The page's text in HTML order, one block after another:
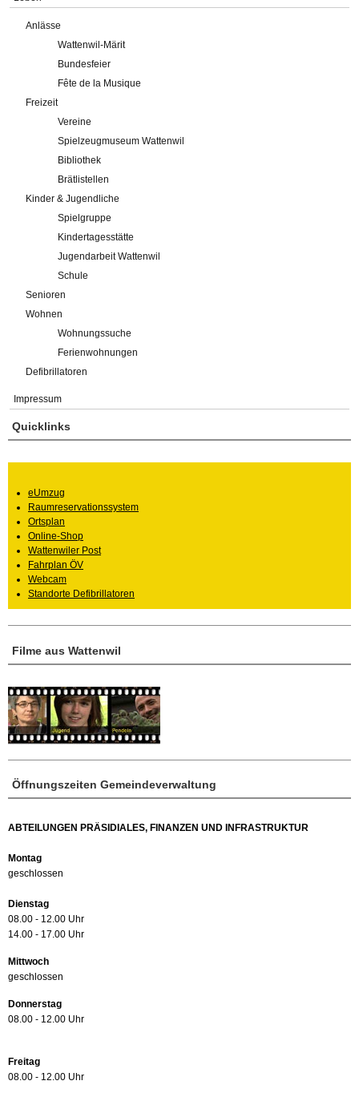
Anlässe
Wattenwil-Märit
Bundesfeier
Fête de la Musique
Freizeit
Vereine
Spielzeugmuseum Wattenwil
Bibliothek
Brätlistellen
Kinder & Jugendliche
Spielgruppe
Kindertagesstätte
Jugendarbeit Wattenwil
Schule
Senioren
Wohnen
Wohnungssuche
Ferienwohnungen
Defibrillatoren
Impressum
Öffnungszeiten Gemeindeverwaltung
ABTEILUNGEN PRÄSIDIALES, FINANZEN UND INFRASTRUKTUR
Montag
geschlossen
Dienstag
08.00 - 12.00 Uhr
14.00 - 17.00 Uhr
Mittwoch
geschlossen
Donnerstag
08.00 - 12.00 Uhr
Freitag
08.00 - 12.00 Uhr
Filme aus Wattenwil
Quicklinks
eUmzug
Raumreservationssystem
Ortsplan
Online-Shop
Wattenwiler Post
Fahrplan ÖV
Webcam
Standorte Defibrillatoren